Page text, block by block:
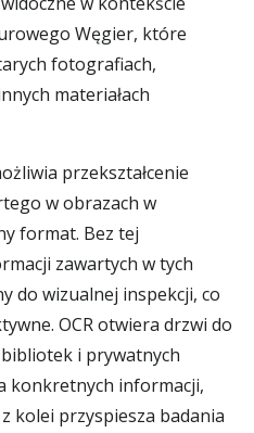
Węgier, które
fotografiach,
materiałach
przekształcenie
w obrazach w
format. Bez tej
zawartych w tych
do wizualnej inspekcji, co
OCR otwiera drzwi do
i prywatnych
konkretnych informacji,
kolei przyspiesza badania